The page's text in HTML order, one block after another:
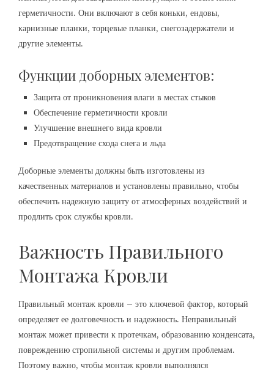
герметичности. Они включают в себя коньки, ендовы,
карнизные планки, торцевые планки, снегозадержатели и
другие элементы.
Функции доборных элементов:
Защита от проникновения влаги в местах стыков
Обеспечение герметичности кровли
Улучшение внешнего вида кровли
Предотвращение схода снега и льда
Доборные элементы должны быть изготовлены из
качественных материалов и установлены правильно, чтобы
обеспечить надежную защиту от атмосферных воздействий и
продлить срок службы кровли.
Важность Правильного
Монтажа Кровли
Правильный монтаж кровли – это ключевой фактор, который
определяет ее долговечность и надежность. Неправильный
монтаж может привести к протечкам, образованию конденсата,
повреждению стропильной системы и другим проблемам.
Поэтому важно, чтобы монтаж кровли выполнялся